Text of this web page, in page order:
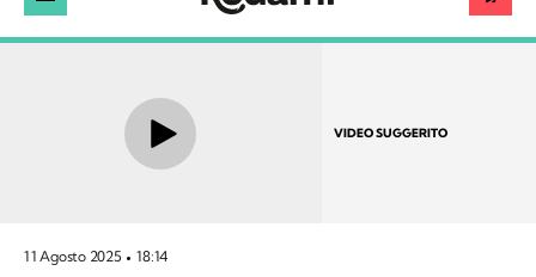
VIDEO SUGGERITO
11 Agosto 2025 18:14